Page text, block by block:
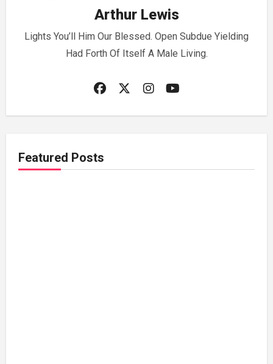
Arthur Lewis
Lights You’ll Him Our Blessed. Open Subdue Yielding
Had Forth Of Itself A Male Living.
Featured Posts